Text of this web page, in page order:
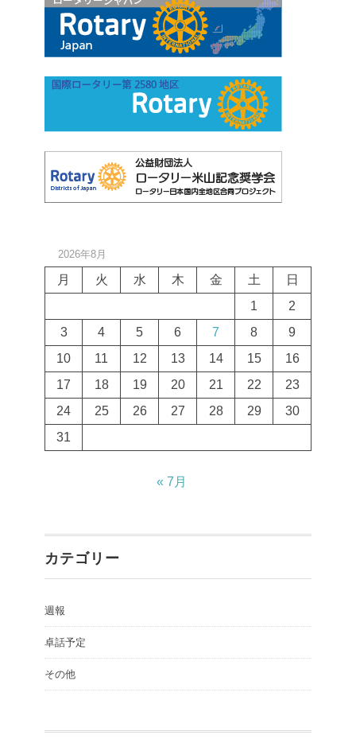
2026年8月
月 火 水 木 金 土
日
1
2
3
4 5 6 7 8
9
10
11 12 13 14 15
16
17
18 19 20 21 22
23
24
25 26 27 28 29
30
31
« 7月
カテゴリー
週報
卓話予定
その他